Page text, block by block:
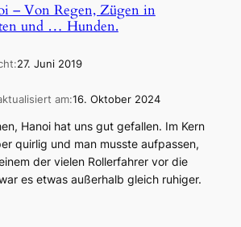
– Von Regen, Zügen in
und … Hunden.
27. Juni 2019
am:16. Oktober 2024
Hanoi hat uns gut gefallen. Im Kern
quirlig und man musste aufpassen,
der vielen Rollerfahrer vor die
es etwas außerhalb gleich ruhiger.